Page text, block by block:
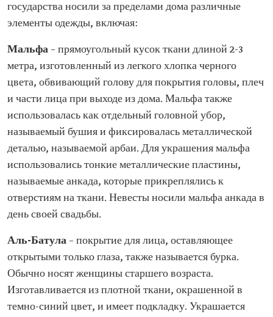
государства носили за пределами дома различные
элементы одежды, включая:
Мальфа – прямоугольный кусок ткани длиной 2-3
метра, изготовленный из легкого хлопка черного
цвета, обвивающий голову для покрытия головы, плеч
и части лица при выходе из дома. Мальфа также
использовалась как отдельный головной убор,
называемый бушия и фиксировалась металлической
деталью, называемой арбаи. Для украшения мальфа
использовались тонкие металлические пластины,
называемые анкада, которые прикреплялись к
отверстиям на ткани. Невесты носили мальфа анкада в
день своей свадьбы.
Аль-Батула – покрытие для лица, оставляющее
открытыми только глаза, также называется бурка.
Обычно носят женщины старшего возраста.
Изготавливается из плотной ткани, окрашенной в
темно-синий цвет, и имеет подкладку. Украшается